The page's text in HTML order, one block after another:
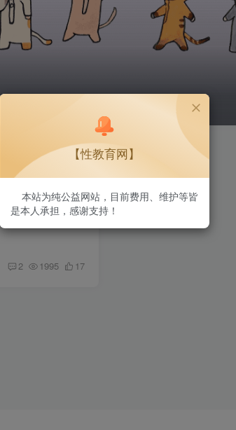
返回→《我国与性相关的法律目录》 《中华人民共和国婚姻法》 1.第一章 总则 第一条 本法是婚姻家庭关系的基本准则。 第二条 实行婚姻自由、一夫一妻、男女平等的婚姻制度。 保护...
2 1995 17
【性教育网】
本站为纯公益网站，目前费用、维护等皆
是本人承担，感谢支持！